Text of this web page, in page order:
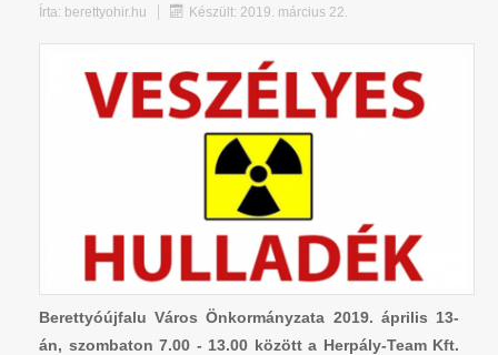
Írta: berettyohir.hu Készült: 2019. március 22.
Berettyóújfalu Város Önkormányzata 2019. április 13-
án, szombaton 7.00 - 13.00 között a Herpály-Team Kft.